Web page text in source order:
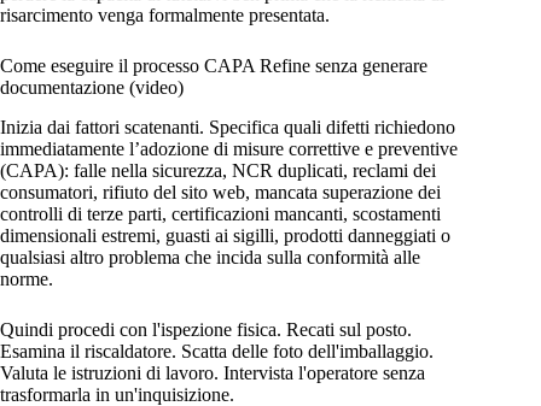
risarcimento venga formalmente presentata.
Come eseguire il processo CAPA Refine senza generare
documentazione (video)
Inizia dai fattori scatenanti. Specifica quali difetti richiedono
immediatamente l’adozione di misure correttive e preventive
(CAPA): falle nella sicurezza, NCR duplicati, reclami dei
consumatori, rifiuto del sito web, mancata superazione dei
controlli di terze parti, certificazioni mancanti, scostamenti
dimensionali estremi, guasti ai sigilli, prodotti danneggiati o
qualsiasi altro problema che incida sulla conformità alle
norme.
Quindi procedi con l'ispezione fisica. Recati sul posto.
Esamina il riscaldatore. Scatta delle foto dell'imballaggio.
Valuta le istruzioni di lavoro. Intervista l'operatore senza
trasformarla in un'inquisizione.